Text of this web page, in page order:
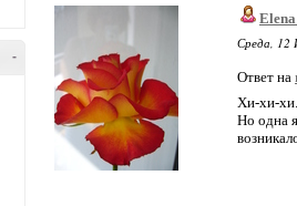
-
Среда, 12
Ответ на
Хи-хи-
Но одна